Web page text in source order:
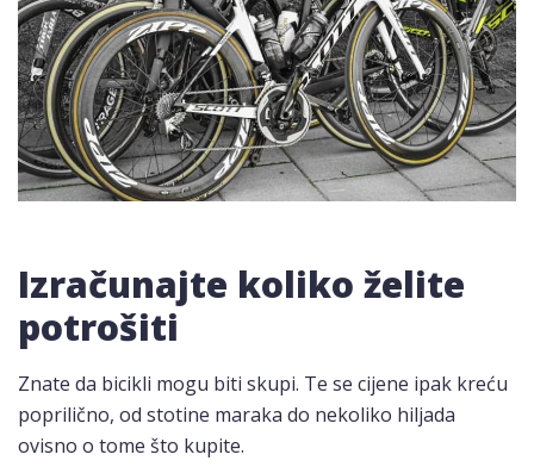
Izračunajte koliko želite
potrošiti
Znate da bicikli mogu biti skupi. Te se cijene ipak kreću
poprilično, od stotine maraka do nekoliko hiljada
ovisno o tome što kupite.